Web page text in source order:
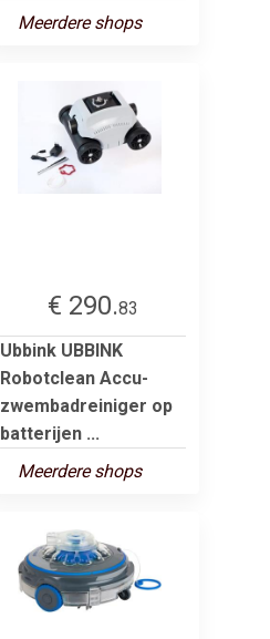
Meerdere shops
€ 290.83
Ubbink UBBINK
Robotclean Accu-
zwembadreiniger op
batterijen ...
Meerdere shops